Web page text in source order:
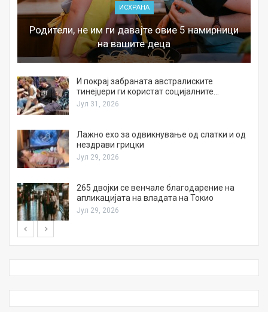
ИСХРАНА
Родители, не им ги давајте овие 5 намирници
на вашите деца
И покрај забраната австралиските
тинејџери ги користат социјалните…
Јул 31, 2026
Лажно ехо за одвикнување од слатки и од
нездрави грицки
Јул 29, 2026
265 двојки се венчале благодарение на
апликацијата на владата на Токио
Јул 29, 2026